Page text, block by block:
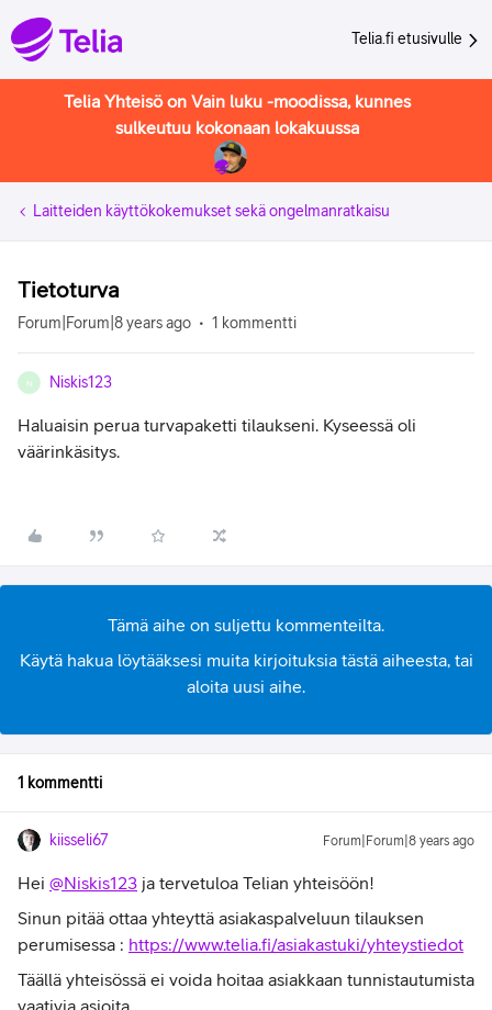
Telia.fi etusivulle
Telia Yhteisö on Vain luku -moodissa, kunnes
sulkeutuu kokonaan lokakuussa
Laitteiden käyttökokemukset sekä ongelmanratkaisu
Tietoturva
Forum|Forum|8 years ago 1 kommentti
N Niskis123
Haluaisin perua turvapaketti tilaukseni. Kyseessä oli
väärinkäsitys.
Tämä aihe on suljettu kommenteilta.
Käytä hakua löytääksesi muita kirjoituksia tästä aiheesta, tai
aloita uusi aihe.
1 kommentti
kiisseli67 Forum|Forum|8 years ago
Hei @Niskis123 ja tervetuloa Telian yhteisöön!
Sinun pitää ottaa yhteyttä asiakaspalveluun tilauksen
perumisessa : https://www.telia.fi/asiakastuki/yhteystiedot
Täällä yhteisössä ei voida hoitaa asiakkaan tunnistautumista
vaativia asioita.